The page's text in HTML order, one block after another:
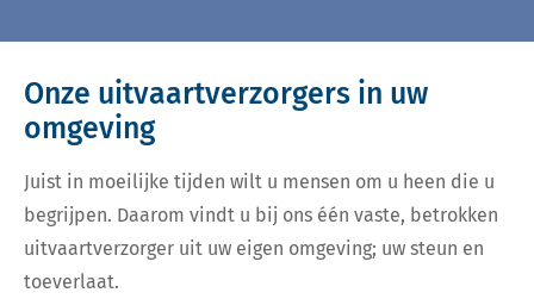
Onze uitvaartverzorgers in uw
omgeving
Juist in moeilijke tijden wilt u mensen om u heen die u
begrijpen. Daarom vindt u bij ons één vaste, betrokken
uitvaartverzorger uit uw eigen omgeving; uw steun en
toeverlaat.